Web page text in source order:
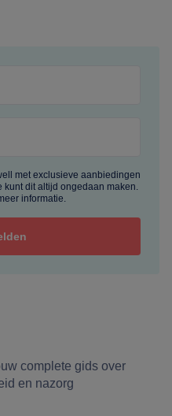
met exclusieve aanbiedingen
kunt dit altijd ongedaan maken.
informatie.
complete gids over
en nazorg